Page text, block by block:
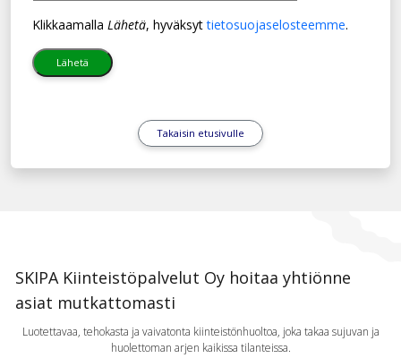
Klikkaamalla Lähetä, hyväksyttietosuojaselosteemme.
Takaisin etusivulle
SKIPA Kiinteistöpalvelut Oy hoitaa yhtiönne
asiat mutkattomasti
Luotettavaa, tehokasta ja vaivatonta kiinteistönhuoltoa, joka takaa sujuvan ja
huolettoman arjen kaikissa tilanteissa.